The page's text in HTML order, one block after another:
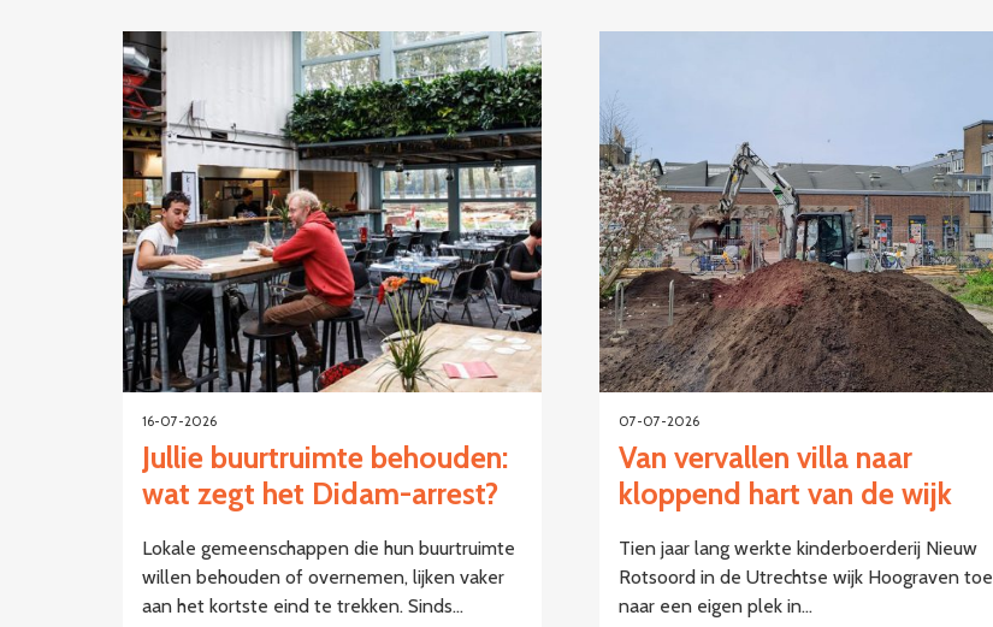
16-07-2026
Jullie buurtruimte behouden:
wat zegt het Didam-arrest?
Lokale gemeenschappen die hun buurtruimte
willen behouden of overnemen, lijken vaker
aan het kortste eind te trekken. Sinds…
07-07-2026
Van vervallen villa naar
kloppend hart van de wijk
Tien jaar lang werkte kinderboerderij Nieuw
Rotsoord in de Utrechtse wijk Hoograven toe
naar een eigen plek in…